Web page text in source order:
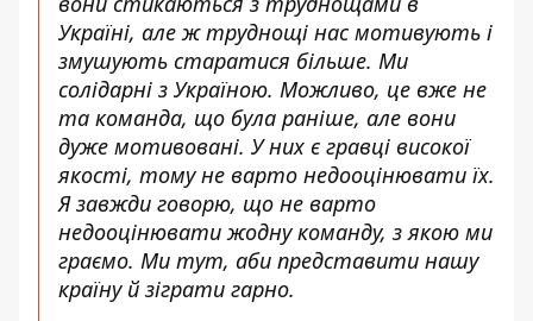
Україні, але ж труднощі нас мотивують і
змушують старатися більше. Ми
солідарні з Україною. Можливо, це вже не
та команда, що була раніше, але вони
дуже мотивовані. У них є гравці високої
якості, тому не варто недооцінювати їх.
Я завжди говорю, що не варто
недооцінювати жодну команду, з якою ми
граємо. Ми тут, аби представити нашу
країну й зіграти гарно.